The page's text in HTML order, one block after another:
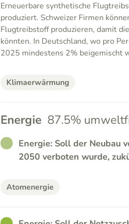
Erneuerbare synthetische
produziert. Schweizer Firmen
Flugtreibstoff produzieren, damit
könnten. In Deutschland, wo pro
2025 mindestens 2% beigemischt
Klimaerwärmung
Energie 87.5%
RATHER_GOOD
Energie: Soll der Neubau
2050 verboten wurde,
Atomenergie